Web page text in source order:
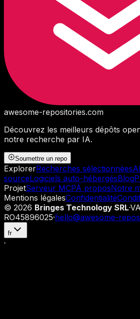
awesome-repositories.com
Découvrez les meilleurs dépôts
notre recherche par IA.
Soumettre un repo
ExplorerRecherches sélectionnées
sourceLogiciels auto-hébergésBlog
ProjetServeur MCPÀ proposNotre
Mentions légalesConfidentialité
© 2026 Bringes Technology SRL·
RO45896025·hello@awesome-
fr
·